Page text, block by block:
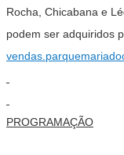
Rocha, Chicabana e
podem ser adquiridos
PROGRAMAÇÃO